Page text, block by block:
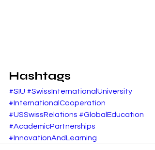
Hashtags
#SIU #SwissInternationalUniversity
#InternationalCooperation
#USSwissRelations #GlobalEducation
#AcademicPartnerships
#InnovationAndLearning